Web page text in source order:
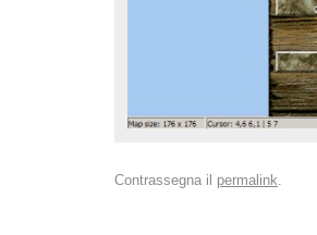
Contrassegna il permalink